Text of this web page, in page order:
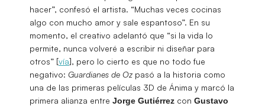
hacer”, confesó el artista. “Muchas veces cocinas
algo con mucho amor y sale espantoso”. En su
momento, el creativo adelantó que “si la vida lo
permite, nunca volveré a escribir ni diseñar para
otros” [vía], pero lo cierto es que no todo fue
negativo: Guardianes de Oz pasó a la historia como
una de las primeras películas 3D de Ánima y marcó la
primera alianza entre Jorge Gutiérrez con Gustavo